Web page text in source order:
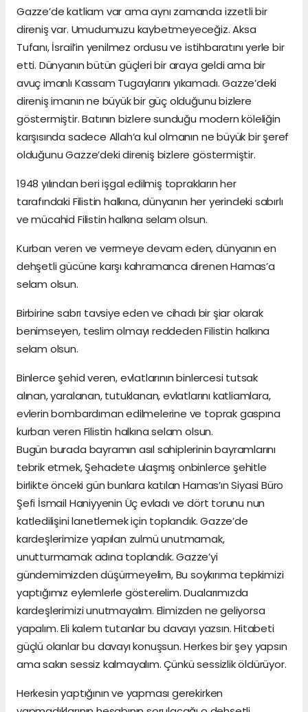
Gazze’de katliam var ama aynı zamanda izzetli bir
direniş var. Umudumuzu kaybetmeyeceğiz. Aksa
Tufanı, İsrail’in yenilmez ordusu ve istihbaratını yerle bir
etti. Dünyanın bütün güçleri bir araya geldi ama bir
avuç imanlı Kassam Tugaylarını yıkamadı. Gazze’deki
direniş imanın ne büyük bir güç olduğunu bizlere
göstermiştir. Batının bizlere sunduğu modern köleliğin
karşısında sadece Allah’a kul olmanın ne büyük bir şeref
olduğunu Gazze’deki direniş bizlere göstermiştir.
1948 yılından beri işgal edilmiş toprakların her
tarafındaki Filistin halkına, dünyanın her yerindeki sabırlı
ve mücahid Filistin halkına selam olsun.
Kurban veren ve vermeye devam eden, dünyanın en
dehşetli gücüne karşı kahramanca direnen Hamas’a
selam olsun.
Birbirine sabrı tavsiye eden ve cihadı bir şiar olarak
benimseyen, teslim olmayı reddeden Filistin halkına
selam olsun.
Binlerce şehid veren, evlatlarının binlercesi tutsak
alınan, yaralanan, tutuklanan, evlatlarını katliamlara,
evlerin bombardıman edilmelerine ve toprak gaspına
kurban veren Filistin halkına selam olsun.
Bugün burada bayramın asıl sahiplerinin bayramlarını
tebrik etmek, Şehadete ulaşmış onbinlerce şehitle
birlikte önceki gün bunlara katılan Hamas’ın Siyasi Büro
Şefi İsmail Haniyyenin Üç evladı ve dört torunu nun
katledilişini lanetlemek için toplandık. Gazze’de
kardeşlerimize yapılan zulmü unutmamak,
unutturmamak adına toplandık. Gazze’yi
gündemimizden düşürmeyelim, Bu soykırıma tepkimizi
yaptığımız eylemlerle gösterelim. Dualarımızda
kardeşlerimizi unutmayalım. Elimizden ne geliyorsa
yapalım. Eli kalem tutanlar bu davayı yazsın. Hitabeti
güçlü olanlar bu davayı konuşsun. Herkes bir şey yapsın
ama sakın sessiz kalmayalım. Çünkü sessizlik öldürüyor.
Herkesin yaptığının ve yapması gerekirken